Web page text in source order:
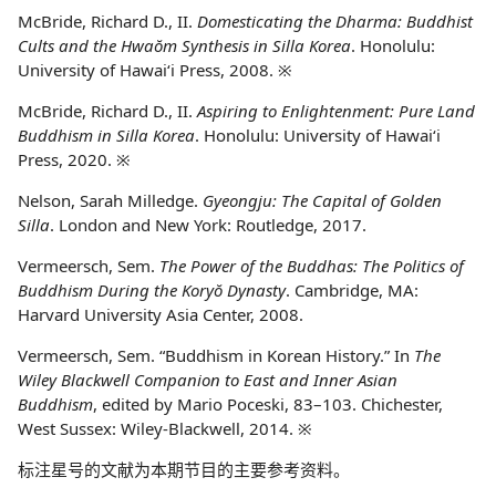
McBride, Richard D., II. Domesticating the Dharma: Buddhist
Cults and the Hwaŏm Synthesis in Silla Korea. Honolulu:
University of Hawai‘i Press, 2008. ※
McBride, Richard D., II.Aspiring to Enlightenment: Pure Land
Buddhism in Silla Korea. Honolulu: University of Hawai‘i
Press, 2020. ※
Nelson, Sarah Milledge. Gyeongju: The Capital of Golden
Silla. London and New York: Routledge, 2017.
Vermeersch, Sem. The Power of the Buddhas: The Politics of
Buddhism During the Koryŏ Dynasty. Cambridge, MA:
Harvard University Asia Center, 2008.
Vermeersch, Sem. “Buddhism in Korean History.” In The
Wiley Blackwell Companion to East and Inner Asian
Buddhism, edited by Mario Poceski, 83–103. Chichester,
West Sussex: Wiley-Blackwell, 2014. ※
标注星号的文献为本期节目的主要参考资料。